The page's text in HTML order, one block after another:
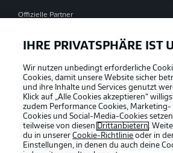
Offizielle Partner
IHRE PRIVATSPHÄRE IST
Wir nutzen unbedingt erforderliche
Cookies, damit unsere Website sicher
und ihre Inhalte und Services genutzt
Klick auf „Alle Cookies akzeptieren“
zudem Performance Cookies,
Cookies und Social-Media-Cookies
teilweise von diesen Drittanbietern.
du in unsererCookie-Richtlinie oder in
Einstellungen, in denen du auch deine